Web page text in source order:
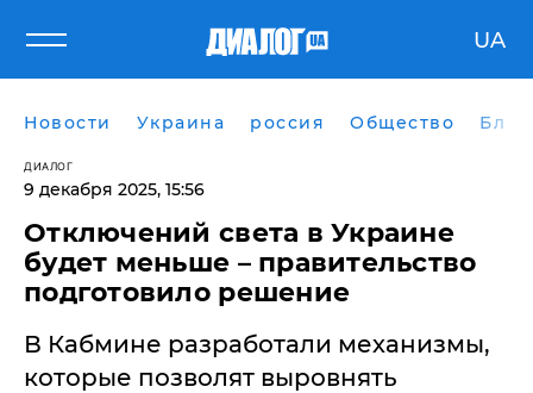
UA
Новости Украина россия Общество
ДИАЛОГ
9 декабря 2025, 15:56
Отключений света в Украине
будет меньше – правительство
подготовило решение
В Кабмине разработали механизмы,
которые позволят выровнять